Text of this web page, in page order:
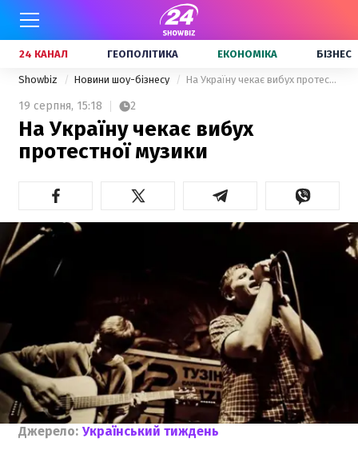
24 КАНАЛ ГЕОПОЛІТИКА ЕКОНОМІКА БІЗНЕС
Showbiz Новини шоу-бізнесу На Україну чекає вибух протестної музики
19 серпня, 15:18 2
На Україну чекає вибух
протестної музики
Джерело: Український тиждень